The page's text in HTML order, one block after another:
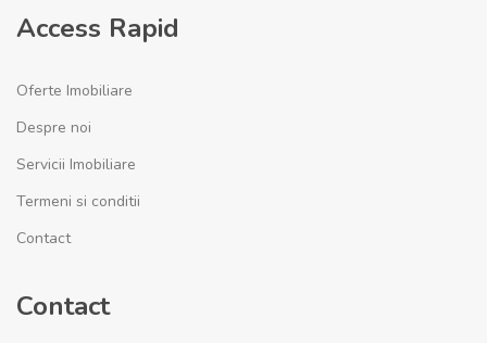
Access Rapid
Oferte Imobiliare
Despre noi
Servicii Imobiliare
Termeni si conditii
Contact
Contact